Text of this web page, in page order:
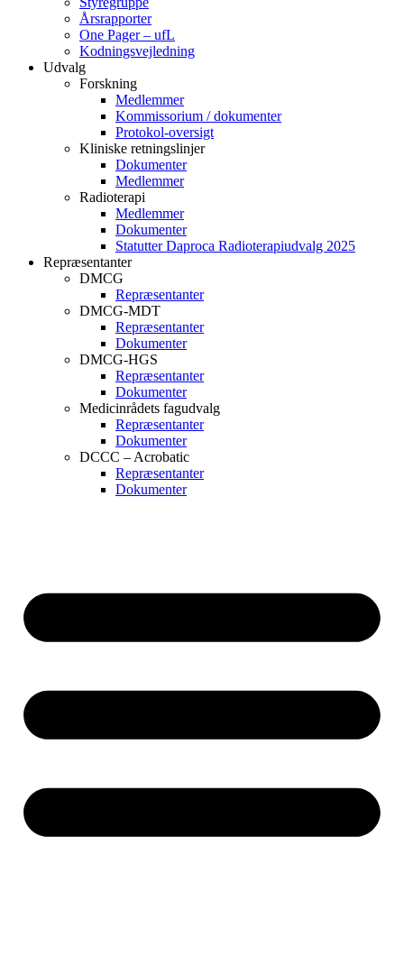
Årsrapporter
One Pager – ufL
Kodningsvejledning
Udvalg
Forskning
Medlemmer
Kommissorium / dokumenter
Protokol-oversigt
Kliniske retningslinjer
Dokumenter
Medlemmer
Radioterapi
Medlemmer
Dokumenter
Statutter Daproca Radioterapiudvalg 2025
Repræsentanter
DMCG
Repræsentanter
DMCG-MDT
Repræsentanter
Dokumenter
DMCG-HGS
Repræsentanter
Dokumenter
Medicinrådets fagudvalg
Repræsentanter
Dokumenter
DCCC – Acrobatic
Repræsentanter
Dokumenter